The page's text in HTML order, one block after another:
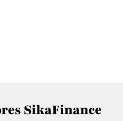
SikaFinance